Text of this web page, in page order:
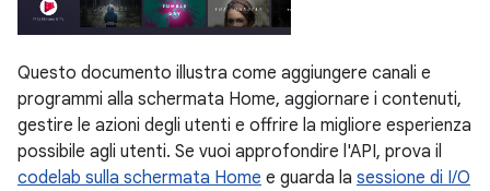
Questo documento illustra come aggiungere canali e
programmi alla schermata Home, aggiornare i contenuti,
gestire le azioni degli utenti e offrire la migliore esperienza
possibile agli utenti. Se vuoi approfondire l'API, prova il
codelab sulla schermata Home e guarda la sessione di I/O